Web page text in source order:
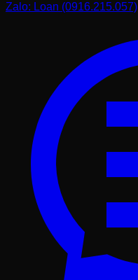
Zalo: Loan (0916.215.057)